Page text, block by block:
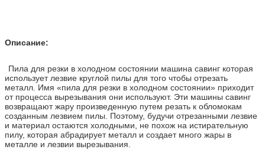
Описание:
Пила для резки в холодном состоянии машина савинг которая
использует лезвие круглой пилы для того чтобы отрезать
металл. Имя «пила для резки в холодном состоянии» приходит
от процесса вырезывания они используют. Эти машины савинг
возвращают жару произведенную путем резать к обломокам
созданным лезвием пилы. Поэтому, будучи отрезанными лезвие
и материал остаются холодными, не похож на истирательную
пилу, которая абрадирует металл и создает много жары в
металле и лезвии вырезывания.